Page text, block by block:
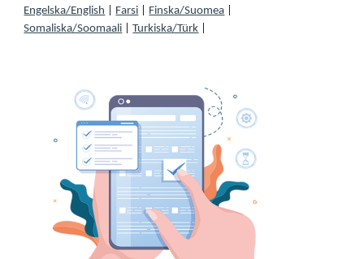
Engelska/English
Farsi Finska/Suomea
Somaliska/Soomaali |Turkiska/Türk